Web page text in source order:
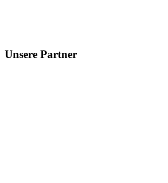
Unsere Partner